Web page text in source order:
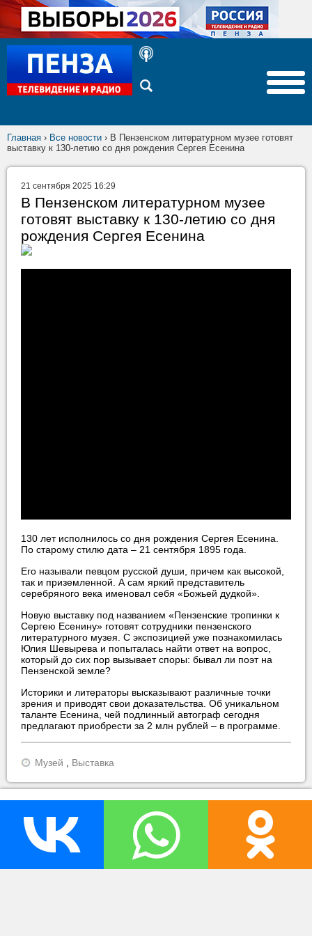
Главная › Все новости › В Пензенском литературном музее готовят
выставку к 130-летию со дня рождения Сергея Есенина
21 сентября 2025 16:29
В Пензенском литературном музее
готовят выставку к 130-летию со дня
рождения Сергея Есенина
130 лет исполнилось со дня рождения Сергея Есенина.
По старому стилю дата – 21 сентября 1895 года.
Его называли певцом русской души, причем как высокой,
так и приземленной. А сам яркий представитель
серебряного века именовал себя «Божьей дудкой».
Новую выставку под названием «Пензенские тропинки к
Сергею Есенину» готовят сотрудники пензенского
литературного музея. С экспозицией уже познакомилась
Юлия Шевырева и попыталась найти ответ на вопрос,
который до сих пор вызывает споры: бывал ли поэт на
Пензенской земле?
Историки и литераторы высказывают различные точки
зрения и приводят свои доказательства. Об уникальном
таланте Есенина, чей подлинный автограф сегодня
предлагают приобрести за 2 млн рублей – в программе.
Музей Выставка
прислать новость
нашли ошибку